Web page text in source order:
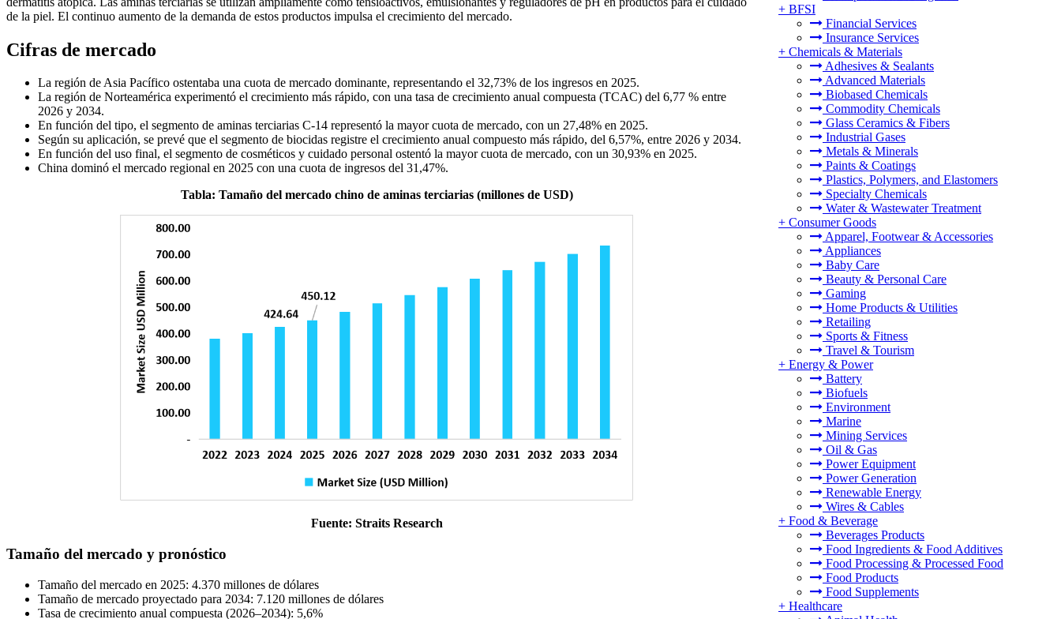
+ BFSI
Financial Services
Insurance Services
+ Chemicals & Materials
Adhesives & Sealants
Advanced Materials
Biobased Chemicals
Commodity Chemicals
Glass Ceramics & Fibers
Industrial Gases
Metals & Minerals
Paints & Coatings
Plastics, Polymers, and Elastomers
Specialty Chemicals
Water & Wastewater Treatment
+ Consumer Goods
Apparel, Footwear & Accessories
Appliances
Baby Care
Beauty & Personal Care
Gaming
Home Products & Utilities
Retailing
Sports & Fitness
Travel & Tourism
+ Energy & Power
Battery
Biofuels
Environment
Marine
Mining Services
Oil & Gas
Power Equipment
Power Generation
Renewable Energy
Wires & Cables
+ Food & Beverage
Beverages Products
Food Ingredients & Food Additives
Food Processing & Processed Food
Food Products
Food Supplements
+ Healthcare
de la piel. El continuo aumento de la demanda de estos productos impulsa el crecimiento del mercado.
Cifras de mercado
La región de Asia Pacífico ostentaba una cuota de mercado dominante, representando el 32,73% de los ingresos en 2025.
La región de Norteamérica experimentó el crecimiento más rápido, con una tasa de crecimiento anual compuesta (TCAC) del 6,77 % entre
2026 y 2034.
En función del tipo, el segmento de aminas terciarias C-14 representó la mayor cuota de mercado, con un 27,48% en 2025.
Según su aplicación, se prevé que el segmento de biocidas registre el crecimiento anual compuesto más rápido, del 6,57%, entre 2026 y 2034.
En función del uso final, el segmento de cosméticos y cuidado personal ostentó la mayor cuota de mercado, con un 30,93% en 2025.
China dominó el mercado regional en 2025 con una cuota de ingresos del 31,47%.
Tabla: Tamaño del mercado chino de aminas terciarias (millones de USD)
Fuente: Straits Research
Tamaño del mercado y pronóstico
Tamaño del mercado en 2025: 4.370 millones de dólares
Tamaño de mercado proyectado para 2034: 7.120 millones de dólares
Tasa de crecimiento anual compuesta (2026–2034): 5,6%